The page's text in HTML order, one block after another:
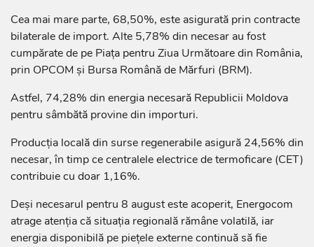
Cea mai mare parte, 68,50%, este asigurată prin contracte
bilaterale de import. Alte 5,78% din necesar au fost
cumpărate de pe Piața pentru Ziua Următoare din România,
prin OPCOM și Bursa Română de Mărfuri (BRM).
Astfel, 74,28% din energia necesară Republicii Moldova
pentru sâmbătă provine din importuri.
Producția locală din surse regenerabile asigură 24,56% din
necesar, în timp ce centralele electrice de termoficare (CET)
contribuie cu doar 1,16%.
Deși necesarul pentru 8 august este acoperit, Energocom
atrage atenția că situația regională rămâne volatilă, iar
energia disponibilă pe piețele externe continuă să fie